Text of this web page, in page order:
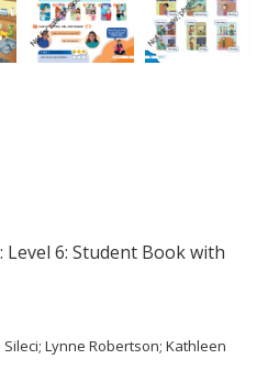
Level 6: Student Book with
Lynne Robertson; Kathleen